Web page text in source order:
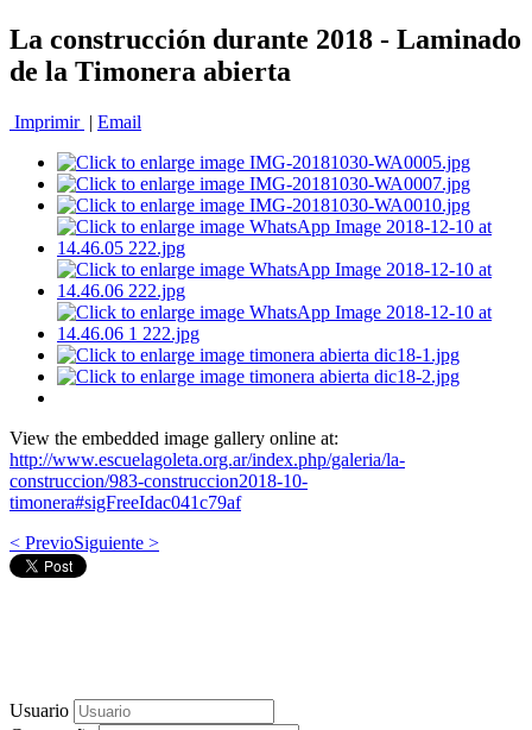
La construcción durante 2018 - Laminado
de la Timonera abierta
Imprimir | Email
View the embedded image gallery online at:
http://www.escuelagoleta.org.ar/index.php/galeria/la-
construccion/983-construccion2018-10-
timonera#sigFreeIdac041c79af
< PrevioSiguiente >
Usuario